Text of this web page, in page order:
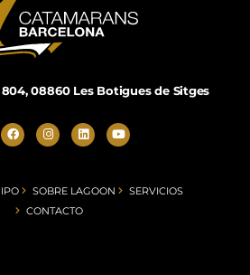
08860 Les Botigues de Sitges
SOBRE LAGOON
SERVICIOS
CONTACTO